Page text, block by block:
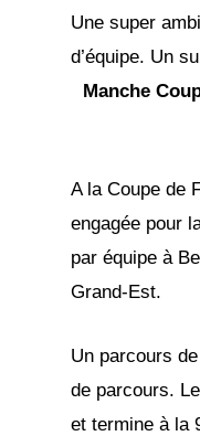
Une super
d’équipe. Un
Manche
A la Coupe de
engagée pour
par équipe à
Grand-Est.
Un parcours
de parcours.
et termine à la